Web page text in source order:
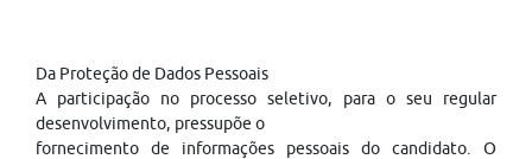
Da Proteção de Dados Pessoais
A participação no processo seletivo, para o seu regular
desenvolvimento, pressupõe o
fornecimento de informações pessoais do candidato. O